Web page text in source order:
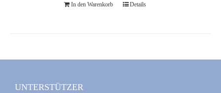
In den Warenkorb Details
UNTERSTÜTZER